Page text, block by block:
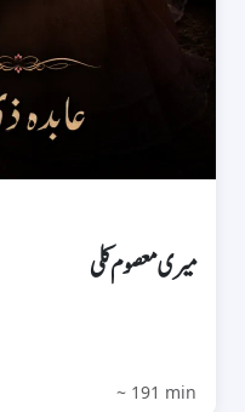
میری معصوم کلی
~ 191 min